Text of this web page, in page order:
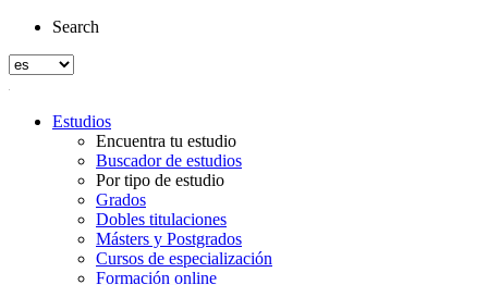
Search
Estudios
Encuentra tu estudio
Buscador de estudios
Por tipo de estudio
Grados
Dobles titulaciones
Másters y Postgrados
Cursos de especialización
Formación online